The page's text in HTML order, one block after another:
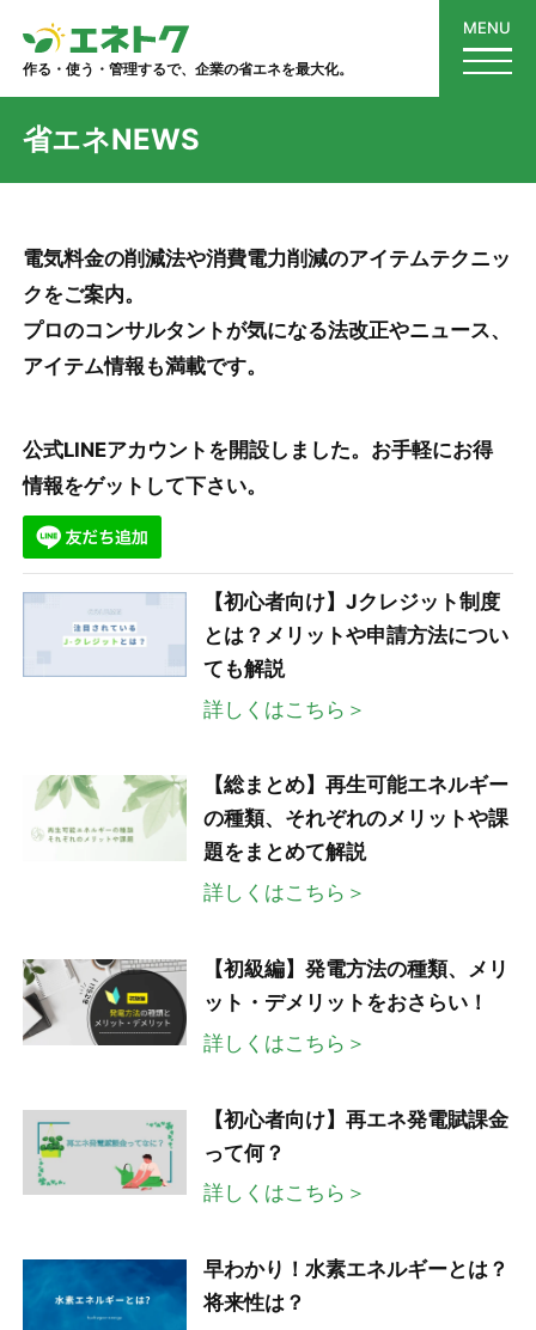
作る・使う・管理するで、企業の省エネを最大化。
MENU
省エネNEWS
電気料金の削減法や消費電力削減のアイテムテクニッ
クをご案内。
プロのコンサルタントが気になる法改正やニュース、
アイテム情報も満載です。
公式LINEアカウントを開設しました。お手軽にお得
情報をゲットして下さい。
【初心者向け】Jクレジット制度
とは？メリットや申請方法につい
ても解説
詳しくはこちら＞
【総まとめ】再生可能エネルギー
の種類、それぞれのメリットや課
題をまとめて解説
詳しくはこちら＞
【初級編】発電方法の種類、メリ
ット・デメリットをおさらい！
詳しくはこちら＞
【初心者向け】再エネ発電賦課金
って何？
詳しくはこちら＞
早わかり！水素エネルギーとは？
将来性は？